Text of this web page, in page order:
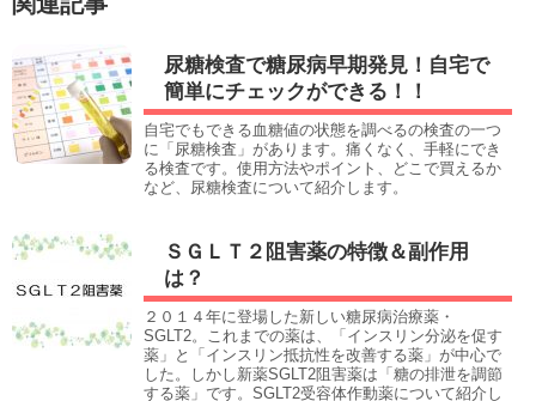
尿糖検査で糖尿病早期発見！自宅で
簡単にチェックができる！！
自宅でもできる血糖値の状態を調べるの検査の一つ
に「尿糖検査」があります。痛くなく、手軽にでき
る検査です。使用方法やポイント、どこで買えるか
など、尿糖検査について紹介します。
ＳＧＬＴ２阻害薬の特徴＆副作用
は？
２０１４年に登場した新しい糖尿病治療薬・
SGLT2。これまでの薬は、「インスリン分泌を促す
薬」と「インスリン抵抗性を改善する薬」が中心で
した。しかし新薬SGLT2阻害薬は「糖の排泄を調節
する薬」です。SGLT2受容体作動薬について紹介し